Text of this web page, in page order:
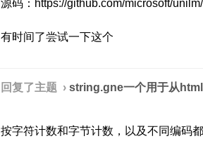
源码：https://github.com/microsoft/
有时间了尝试一下这个
回复了主题 › string.gne一个用于从
按字符计数和字节计数，以及不同编码